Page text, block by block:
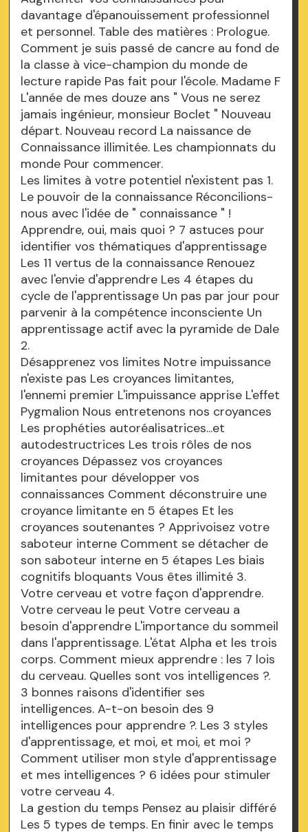
davantage d'épanouissement professionnel
et personnel. Table des matières : Prologue.
Comment je suis passé de cancre au fond de
la classe à vice-champion du monde de
lecture rapide Pas fait pour l'école. Madame F
L'année de mes douze ans " Vous ne serez
jamais ingénieur, monsieur Boclet " Nouveau
départ. Nouveau record La naissance de
Connaissance illimitée. Les championnats du
monde Pour commencer.
Les limites à votre potentiel n'existent pas 1.
Le pouvoir de la connaissance Réconcilions-
nous avec l'idée de " connaissance " !
Apprendre, oui, mais quoi ? 7 astuces pour
identifier vos thématiques d'apprentissage
Les 11 vertus de la connaissance Renouez
avec l'envie d'apprendre Les 4 étapes du
cycle de l'apprentissage Un pas par jour pour
parvenir à la compétence inconsciente Un
apprentissage actif avec la pyramide de Dale
2.
Désapprenez vos limites Notre impuissance
n'existe pas Les croyances limitantes,
l'ennemi premier L'impuissance apprise L'effet
Pygmalion Nous entretenons nos croyances
Les prophéties autoréalisatrices...et
autodestructrices Les trois rôles de nos
croyances Dépassez vos croyances
limitantes pour développer vos
connaissances Comment déconstruire une
croyance limitante en 5 étapes Et les
croyances soutenantes ? Apprivoisez votre
saboteur interne Comment se détacher de
son saboteur interne en 5 étapes Les biais
cognitifs bloquants Vous êtes illimité 3.
Votre cerveau et votre façon d'apprendre.
Votre cerveau le peut Votre cerveau a
besoin d'apprendre L'importance du sommeil
dans l'apprentissage. L'état Alpha et les trois
corps. Comment mieux apprendre : les 7 lois
du cerveau. Quelles sont vos intelligences ?.
3 bonnes raisons d'identifier ses
intelligences. A-t-on besoin des 9
intelligences pour apprendre ?. Les 3 styles
d'apprentissage, et moi, et moi, et moi ?
Comment utiliser mon style d'apprentissage
et mes intelligences ? 6 idées pour stimuler
votre cerveau 4.
La gestion du temps Pensez au plaisir différé
Les 5 types de temps. En finir avec le temps